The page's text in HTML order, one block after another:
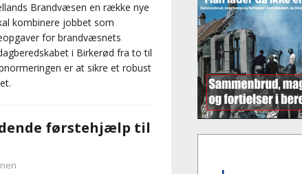
Brandvæsen en række nye
kombinere jobbet som
for brandvæsnets
i Birkerød fra to til
er at sikre et robust
førstehjælp til